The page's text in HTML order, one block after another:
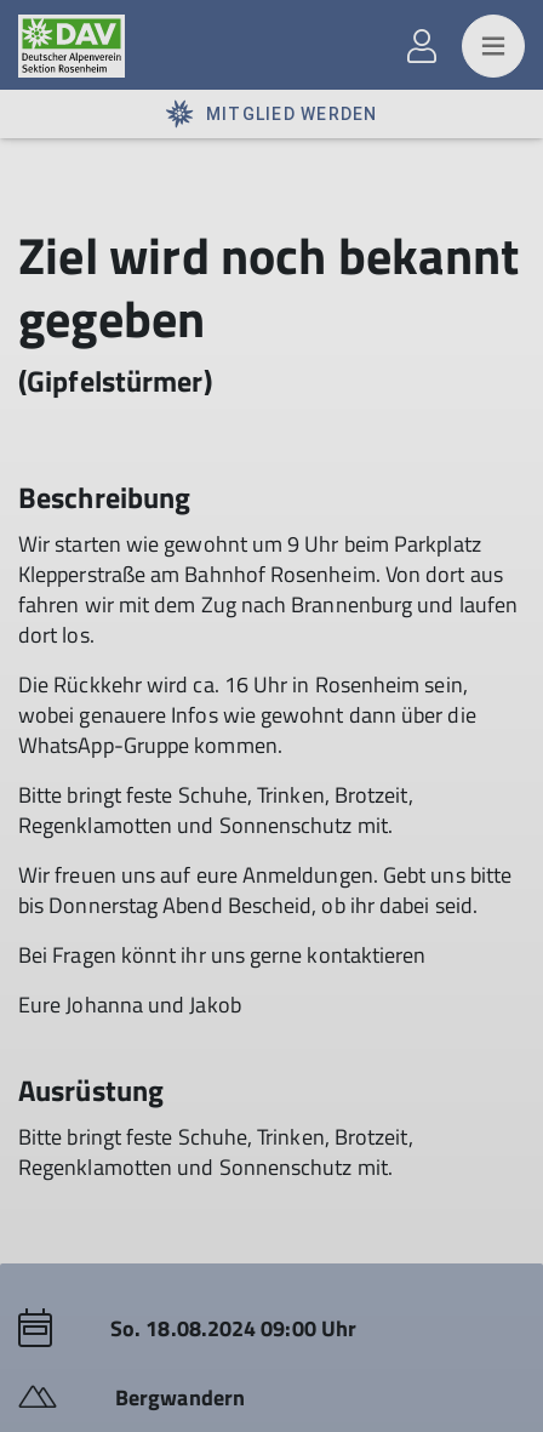
MITGLIED WERDEN
Ziel wird noch bekannt
gegeben
(Gipfelstürmer)
Beschreibung
Wir starten wie gewohnt um 9 Uhr beim Parkplatz
Klepperstraße am Bahnhof Rosenheim. Von dort aus
fahren wir mit dem Zug nach Brannenburg und laufen
dort los.
Die Rückkehr wird ca. 16 Uhr in Rosenheim sein,
wobei genauere Infos wie gewohnt dann über die
WhatsApp-Gruppe kommen.
Bitte bringt feste Schuhe, Trinken, Brotzeit,
Regenklamotten und Sonnenschutz mit.
Wir freuen uns auf eure Anmeldungen. Gebt uns bitte
bis Donnerstag Abend Bescheid, ob ihr dabei seid.
Bei Fragen könnt ihr uns gerne kontaktieren
Eure Johanna und Jakob
Ausrüstung
Bitte bringt feste Schuhe, Trinken, Brotzeit,
Regenklamotten und Sonnenschutz mit.
So. 18.08.2024 09:00 Uhr
Bergwandern